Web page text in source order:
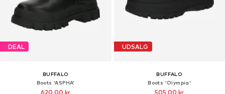
DEAL
BUFFALO
Boots 'ASPHA'
620,00 kr
UDSALG
BUFFALO
Boots 'Olympia'
505,00 kr